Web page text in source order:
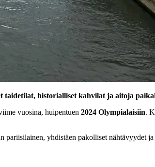
historialliset kahvilat ja aitoja
vuosina, huipentuen 2024 Olympialaisiin.
yhdistäen pakolliset nähtävyydet